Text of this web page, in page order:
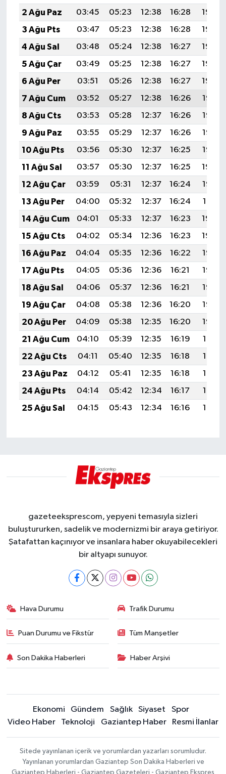
2 Ağu Paz
03:45 05:23 12:38 16:28
19:44
3 Ağu Pts
03:47 05:23 12:38 16:28
19:43
4 Ağu Sal
03:48 05:24 12:38 16:27
19:42
5 Ağu Çar
03:49 05:25 12:38 16:27
19:40
6 Ağu Per
03:51 05:26 12:38 16:27
19:39
7 Ağu Cum
03:52 05:27 12:38 16:26
19:38
8 Ağu Cts
03:53 05:28 12:37 16:26
19:37
9 Ağu Paz
03:55 05:29 12:37 16:26
19:36
10 Ağu Pts
03:56 05:30 12:37 16:25
19:35
11 Ağu Sal
03:57 05:30 12:37 16:25
19:34
12 Ağu Çar
03:59 05:31 12:37 16:24
19:32
13 Ağu Per
04:00 05:32 12:37 16:24
19:31
14 Ağu Cum
04:01 05:33 12:37 16:23
19:30
15 Ağu Cts
04:02 05:34 12:36 16:23
19:29
16 Ağu Paz
04:04 05:35 12:36 16:22
19:27
17 Ağu Pts
04:05 05:36 12:36 16:21
19:26
18 Ağu Sal
04:06 05:37 12:36 16:21
19:25
19 Ağu Çar
04:08 05:38 12:36 16:20
19:23
20 Ağu Per
04:09 05:38 12:35 16:20
19:22
21 Ağu Cum
04:10 05:39 12:35 16:19
19:21
22 Ağu Cts
04:11 05:40 12:35 16:18
19:19
23 Ağu Paz
04:12 05:41 12:35 16:18
19:18
24 Ağu Pts
04:14 05:42 12:34 16:17
19:17
25 Ağu Sal
04:15 05:43 12:34 16:16 19:15
gazeteeksprescom, yepyeni temasıyla sizleri
buluştururken, sadelik ve modernizmi bir araya getiriyor.
Şatafattan kaçınıyor ve insanlara haber okuyabilecekleri
bir altyapı sunuyor.
Hava Durumu Trafik Durumu
Puan Durumu ve Fikstür Tüm Manşetler
Son Dakika Haberleri Haber Arşivi
Ekonomi Gündem Sağlık Siyaset
Spor
Video Haber
Teknoloji Gaziantep Haber Resmi İlanlar
Sitede yayınlanan içerik ve yorumlardan yazarları sorumludur.
Yayınlanan yorumlardan Gaziantep Son Dakika Haberleri ve
Gaziantep Haberleri - Gaziantep Gazeteleri - Gaziantep Ekspres